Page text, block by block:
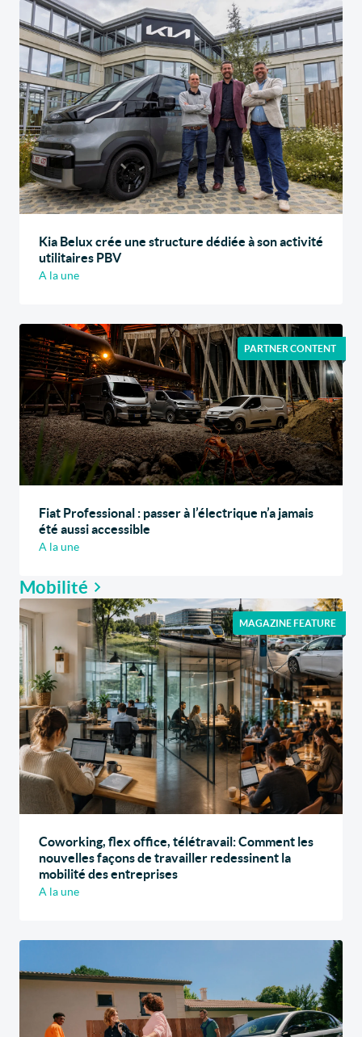
Kia Belux crée une structure dédiée à son activité
utilitaires PBV
A la une
PARTNER CONTENT
Fiat Professional : passer à l’électrique n’a jamais
été aussi accessible
A la une
Mobilité
MAGAZINE FEATURE
Coworking, flex office, télétravail: Comment les
nouvelles façons de travailler redessinent la
mobilité des entreprises
A la une